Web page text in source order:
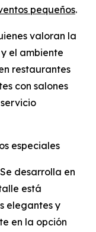
pequeños.
valoran la
el ambiente
restaurantes
con salones
especiales
desarrolla en
está
elegantes y
en la opción